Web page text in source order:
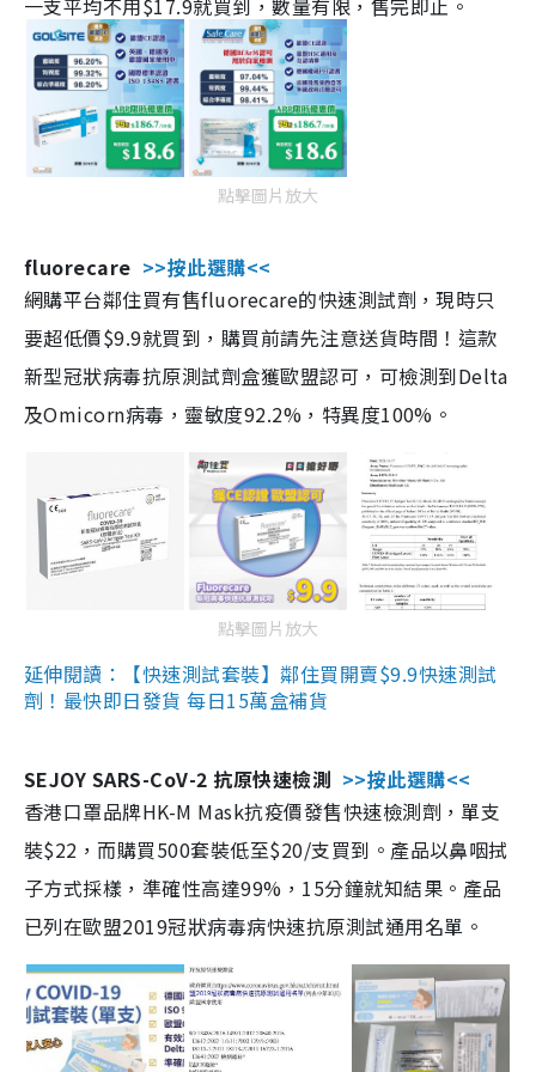
一支平均不用$17.9就買到，數量有限，售完即止。
點擊圖片放大
fluorecare >>按此選購<<
網購平台鄰住買有售fluorecare的快速測試劑，現時只
要超低價$9.9就買到，購買前請先注意送貨時間！這款
新型冠狀病毒抗原測試劑盒獲歐盟認可，可檢測到Delta
及Omicorn病毒，靈敏度92.2%，特異度100%。
點擊圖片放大
延伸閱讀：【快速測試套裝】鄰住買開賣$9.9快速測試
劑！最快即日發貨 每日15萬盒補貨
SEJOY SARS-CoV-2 抗原快速檢測 >>按此選購<<
香港口罩品牌HK-M Mask抗疫價發售快速檢測劑，單支
裝$22，而購買500套裝低至$20/支買到。產品以鼻咽拭
子方式採樣，準確性高達99%，15分鐘就知結果。產品
已列在歐盟2019冠狀病毒病快速抗原測試通用名單。